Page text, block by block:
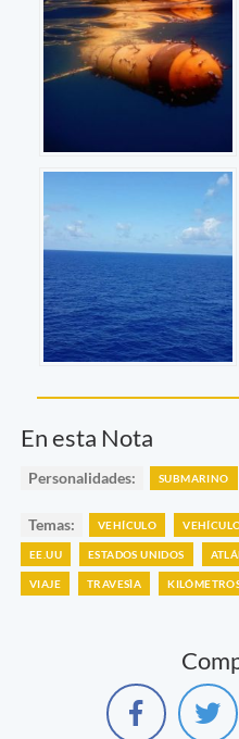
En esta Nota
Personalidades: SUBMARINO
Temas: VEHÍCULO
EE.UU ESTADOS UNIDOS
VIAJE TRAVESÌA